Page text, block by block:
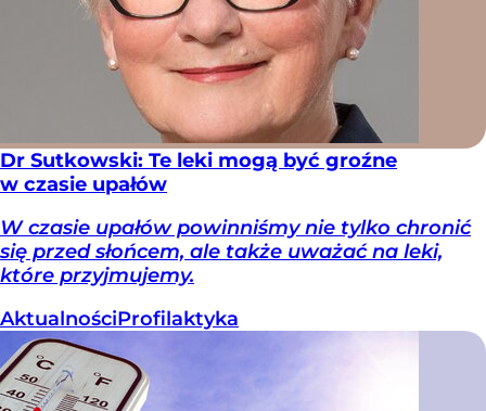
Dr Sutkowski: Te leki mogą być groźne
w czasie upałów
W czasie upałów powinniśmy nie tylko chronić
się przed słońcem, ale także uważać na leki,
które przyjmujemy.
AktualnościProfilaktyka